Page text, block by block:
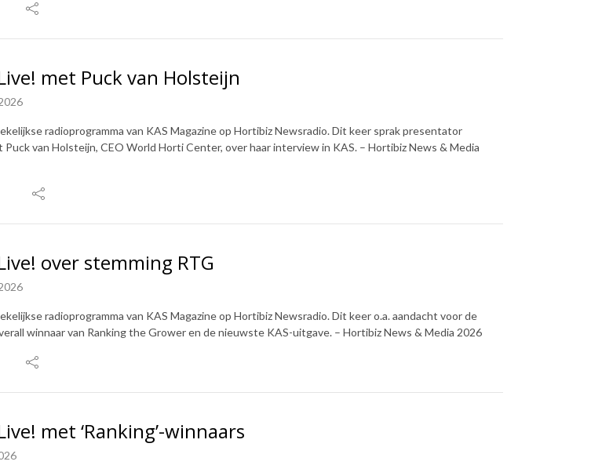
met Puck van Holsteijn
radioprogramma van KAS Magazine op Hortibiz Newsradio. Dit keer sprak presentator
Puck van Holsteijn, CEO World Horti Center, over haar interview in KAS. – Hortibiz News & Media
over stemming RTG
radioprogramma van KAS Magazine op Hortibiz Newsradio. Dit keer o.a. aandacht voor de
winnaar van Ranking the Grower en de nieuwste KAS-uitgave. – Hortibiz News & Media 2026
met ‘Ranking’-winnaars